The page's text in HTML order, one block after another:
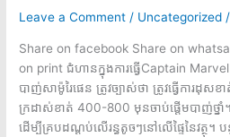
Leave a Comment / Uncategorized /
Share on facebook Share on
on print ជំហានក្នុងការធ្វើCaptain Marvel
បាញ់សាម៉ូរៃផេន ត្រូវច្បាស់ថា ត្រូវធ្វើការដុស
ក្រដាស់ខាត់ 400-800 មុនចាប់ផ្តើមបាញ់ថ្នាំ
ដើម្បីគ្របដណ្តប់លើរន្ធតូចៗនៅលើផ្ទៃនៃវត្ថុ។